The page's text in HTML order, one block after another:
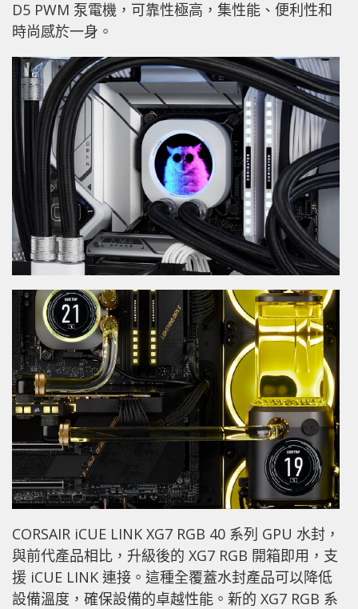
D5 PWM 泵電機，可靠性極高，集性能、便利性和
時尚感於一身。
CORSAIR iCUE LINK XG7 RGB 40 系列 GPU 水封，
與前代產品相比，升級後的 XG7 RGB 開箱即用，支
援 iCUE LINK 連接。這種全覆蓋水封產品可以降低
設備溫度，確保設備的卓越性能。新的 XG7 RGB 系